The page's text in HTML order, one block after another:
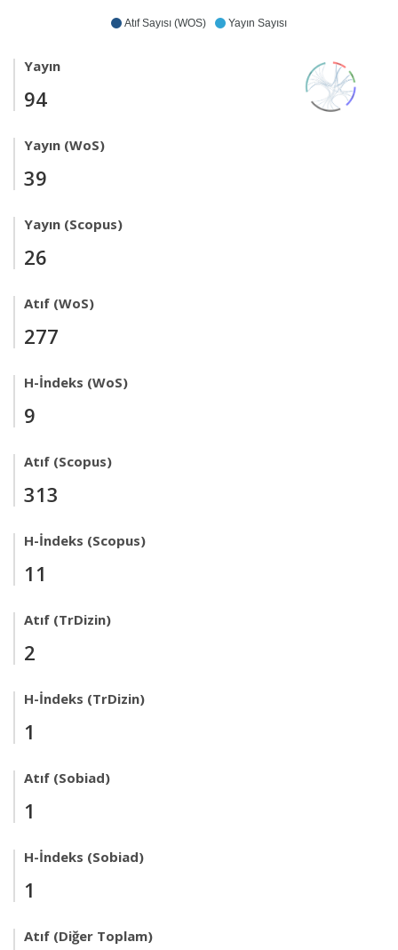
Atıf Sayısı (WOS) Yayın Sayısı
Yayın
94
Yayın (WoS)
39
Yayın (Scopus)
26
Atıf (WoS)
277
H-İndeks (WoS)
9
Atıf (Scopus)
313
H-İndeks (Scopus)
11
Atıf (TrDizin)
2
H-İndeks (TrDizin)
1
Atıf (Sobiad)
1
H-İndeks (Sobiad)
1
Atıf (Diğer Toplam)